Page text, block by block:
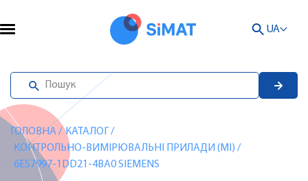
UA
ГОЛОВНА/ КАТАЛОГ /
КОНТРОЛЬНО-ВИМІРЮВАЛЬНІ ПРИЛАДИ (MI) /
6ES7997-1DD21-4BA0 SIEMENS